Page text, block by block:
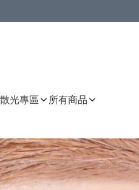
散光專區 所有商品